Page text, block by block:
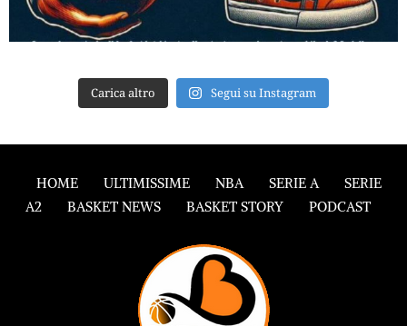
Carica altro Segui su Instagram
HOME ULTIMISSIME NBA SERIE A
SERIE
A2
BASKET NEWS BASKET STORY PODCAST